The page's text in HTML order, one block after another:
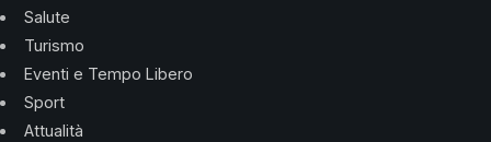
Salute
Turismo
Eventi e Tempo Libero
Sport
Attualità